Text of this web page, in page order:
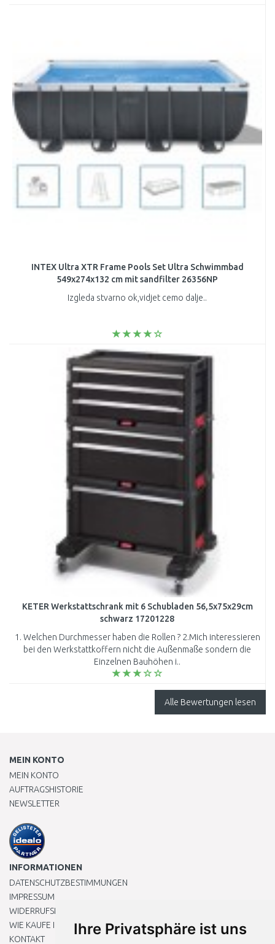
Ihre Privatsphäre ist uns
INTEX Ultra XTR Frame Pools Set Ultra Schwimmbad
549x274x132 cm mit sandfilter 26356NP
Izgleda stvarno ok,vidjet cemo dalje..
KETER Werkstattschrank mit 6 Schubladen 56,5x75x29cm
schwarz 17201228
1. Welchen Durchmesser haben die Rollen ? 2.Mich interessieren
bei den Werkstattkoffern nicht die Außenmaße sondern die
Einzelnen Bauhöhen i..
Alle Bewertungen lesen
MEIN KONTO
MEIN KONTO
AUFTRAGSHISTORIE
NEWSLETTER
INFORMATIONEN
DATENSCHUTZBESTIMMUNGEN
IMPRESSUM
WIDERRUFSRECHT
WIE KAUFE ICH EIN?
KONTAKT